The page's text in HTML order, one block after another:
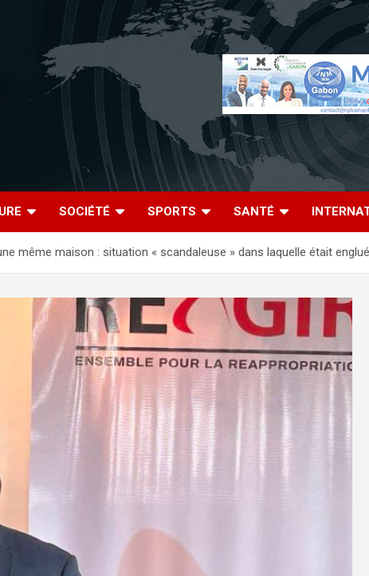
SOCIÉTÉ SPORTS SANTÉ
même maison : situation « scandaleuse » dans laquelle était